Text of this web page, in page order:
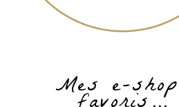
Mes e-